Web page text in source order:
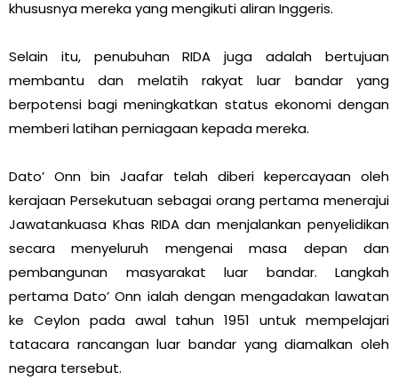
khususnya mereka yang mengikuti aliran Inggeris.
Selain itu, penubuhan RIDA juga adalah bertujuan
membantu dan melatih rakyat luar bandar yang
berpotensi bagi meningkatkan status ekonomi dengan
memberi latihan perniagaan kepada mereka.
Dato’ Onn bin Jaafar telah diberi kepercayaan oleh
kerajaan Persekutuan sebagai orang pertama menerajui
Jawatankuasa Khas RIDA dan menjalankan penyelidikan
secara menyeluruh mengenai masa depan dan
pembangunan masyarakat luar bandar. Langkah
pertama Dato’ Onn ialah dengan mengadakan lawatan
ke Ceylon pada awal tahun 1951 untuk mempelajari
tatacara rancangan luar bandar yang diamalkan oleh
negara tersebut.